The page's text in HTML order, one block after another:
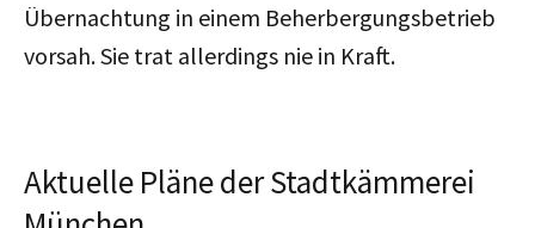
Übernachtung in einem Beherbergungsbetrieb
vorsah. Sie trat allerdings nie in Kraft.
Aktuelle Pläne der Stadtkämmerei